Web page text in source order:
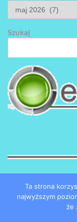
ARCHIWUM
Szukaj
Ta strona
najwyższym
że